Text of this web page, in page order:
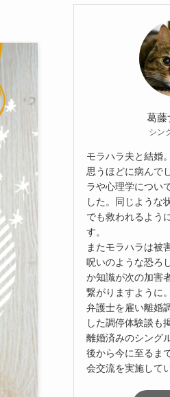
葛藤
シン
モラハラ夫と結婚
思うほどに病んで
ラや心理学につい
した。同じような
でも救われるよう
す。
またモラハラは被
呪いのような恐ろ
か知識が次の加害
繋がりますように。
弁護士を雇い離婚
した調停体験談も
離婚済みのシング
後から今に至るま
会交流を実施して